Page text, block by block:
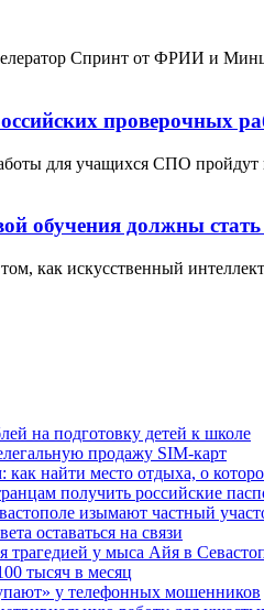
Спринт от ФРИИ и
проверочных
для учащихся СПО пройдут
обучения должны
как искусственный
на подготовку детей к школе
продажу SIM-карт
найти место отдыха, о
получить российские
изымают частный
оставаться на связи
трагедией у мыса Айя в
тысяч в месяц
у телефонных мошенников